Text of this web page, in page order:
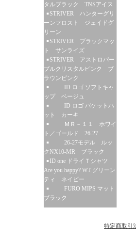
タルブラック TNSアイス
STRIVER ハンターグリ
ーンフロスト ジェイドグ
リーン
STRIVER ブラックマッ
ト サンライズ
STRIVER アストロパー
プルクリスタルピンク ブ
ラウンピンク
ID ロゴ ソフトキャ
ップ ベージュ
ID ロゴ バケットハ
ット カーキ
ＭＲ－１１ ホワイ
ト／ゴールド 26-27
26-27モデル ルッ
クNX10-MR ブラック
ID one ドライＴシャツ
Are you happy? WT グリーン
ティ ネイビー
FURO MIPS マット
ブラック
特定商取引